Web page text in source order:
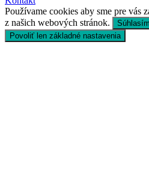
Používame cookies aby sme pre vás
z našich webových stránok.
Súhlasím
Povoliť len základné nastavenia